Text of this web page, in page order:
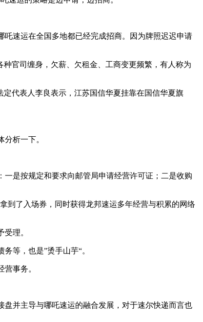
速运在全国多地都已经完成招商。因为牌照迟迟申请
官司缠身，欠薪、欠租金、工商变更频繁，有人称为
代表人李良表示，江苏国信华夏挂靠在国信华夏旗
析一下。
是按规定和要求向邮管局申请经营许可证；二是收购
了入场券，同时获得龙邦速运多年经营与积累的网络
理。
等，也是”烫手山芋“。
事务。
并主导与哪吒速运的融合发展，对于速尔快递而言也